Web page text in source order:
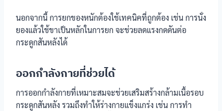
นอกจากนี้ การยกของหนักต้องใช้เทคนิคที่ถูกต้อง เช่น การนั่ง
ยองแล้วใช้ขาเป็นหลักในการยก จะช่วยลดแรงกดดันต่อ
กระดูกสันหลังได้
ออกกำลังกายที่ช่วยได้
การออกกำลังกายที่เหมาะสมจะช่วยเสริมสร้างกล้ามเนื้อรอบ
กระดูกสันหลัง รวมถึงทำให้ร่างกายแข็งแกร่ง เช่น การทำ